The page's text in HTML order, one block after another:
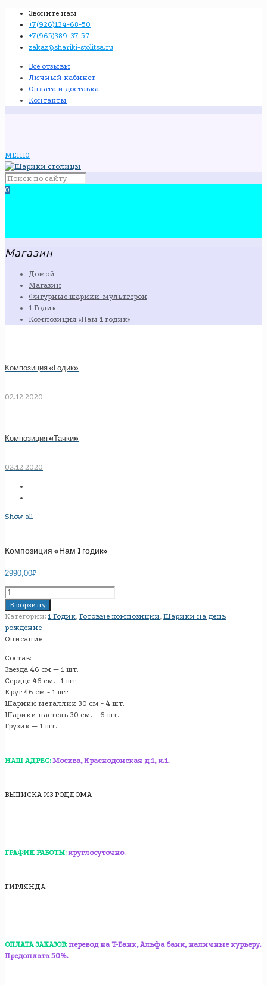
Звоните нам
+7(926)134-68-50
+7(965)389-37-57
zakaz@shariki-stolitsa.ru
Все отзывы
Личный кабинет
Оплата и доставка
Контакты
МЕНЮ
0
Магазин
Домой
Магазин
Фигурные шарики-мультгерои
1 Годик
Композиция «Нам 1 годик»
Композиция «Годик»
02.12.2020
Композиция «Тачки»
02.12.2020
Show all
Композиция «Нам 1 годик»
2990,00₽
Количество
товара
Композиция
"Нам
1
В корзину
Категории: 1 Годик, Готовые композиции, Шарики на день
рождение
Описание
Состав:
Звезда 46 см.— 1 шт.
Сердце 46 см.- 1 шт.
Круг 46 см.- 1 шт.
Шарики металлик 30 см.- 4 шт.
Шарики пастель 30 см.— 6 шт.
Грузик — 1 шт.
НАШ АДРЕС: Москва, Краснодонская д.1, к.1.
ВЫПИСКА ИЗ РОДДОМА
ГРАФИК РАБОТЫ: круглосуточно.
ГИРЛЯНДА
ОПЛАТА ЗАКАЗОВ: перевод на T-Банк, Альфа банк, наличные курьеру.
Предоплата 50%.